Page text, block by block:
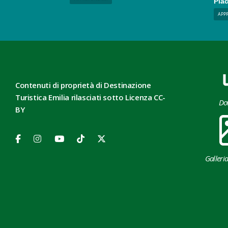
Contenuti di proprietà di Destinazione
Turistica Emilia rilasciati sotto Licenza CC-
BY